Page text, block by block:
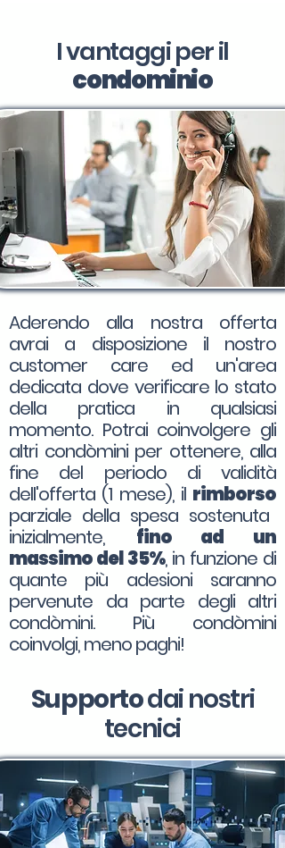
I vantaggi per il
condominio
Aderendo alla nostra offerta
avrai a disposizione il nostro
customer care ed un'area
dedicata dove verificare lo stato
della pratica in qualsiasi
momento. Potrai coinvolgere gli
altri condòmini per ottenere, alla
fine del periodo di validità
dell'offerta (1 mese), il rimborso
parziale della spesa sostenuta
inizialmente, fino ad un
massimo del 35%, in funzione di
quante più adesioni saranno
pervenute da parte degli altri
condòmini. Più condòmini
coinvolgi, meno paghi!
Supportodai nostri
tecnici